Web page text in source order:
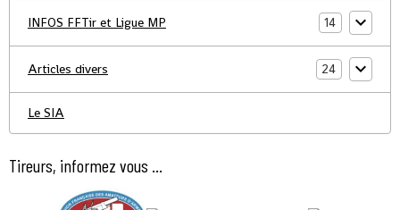
INFOS FFTir et Ligue MP 14
Articles divers 24
Le SIA
Tireurs, informez vous ...